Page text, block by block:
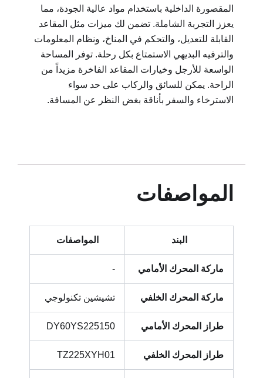
المقصورة الداخلية باستخدام مواد عالية الجودة، مما
يعزز التجربة الشاملة. تضمن لك ميزات مثل المقاعد
القابلة للتعديل، والتحكم في المناخ، ونظام المعلومات
والترفيه البديهي الاستمتاع بكل رحلة. توفر المساحة
الواسعة للأرجل وخيارات المقاعد الفاخرة مزيداً من
الراحة. يمكن للسائق والركاب على حد سواء
الاسترخاء والسفر بأناقة بغض النظر عن المسافة.
المواصفات
المواصفات
ماركة المحرك الأمامي
ماركة المحرك الخلفي تشيشين تكنولوجي
طراز المحرك الأمامي DY60YS225150
طراز المحرك الخلفي TZ225XYH01